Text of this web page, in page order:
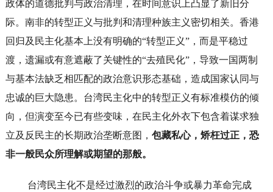
政体的道德批判与政治清理，在时间意识上凸显了新旧分
际。南非的转型正义与批判和清理种族主义密切相关。香港
回归及民主化基本上没有明确的“转型正义”，而是平稳过
渡，遗漏或有意遮蔽了关键性的“去殖民化”，导致一国两制
与基本法缺乏相匹配的政治意识形态基础，造成国家认同与
忠诚的巨大隐患。台湾民主化中的转型正义有标准模仿的倾
向，但演变至今已有些变味，在民主化外衣下包含着谋求独
立及反民主的长期政治垄断意图，包藏私心，矫枉过正，恐
非一般民众所理解或期望的那般。
台湾民主化不是经过激烈的政治斗争或暴力革命完成